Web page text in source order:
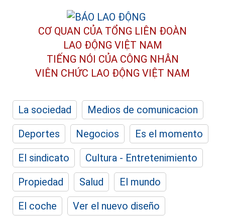
CƠ QUAN CỦA TỔNG LIÊN ĐOÀN
LAO ĐỘNG VIỆT NAM
TIẾNG NÓI CỦA CÔNG NHÂN
VIÊN CHỨC LAO ĐỘNG VIỆT NAM
La sociedad
Medios de comunicacion
Deportes
Negocios
Es el momento
El sindicato
Cultura - Entretenimiento
Propiedad
Salud
El mundo
El coche
Ver el nuevo diseño